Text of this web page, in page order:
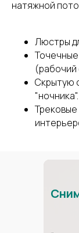
натяжной
Люстры
(рабочий
Скрытую
"ночника".